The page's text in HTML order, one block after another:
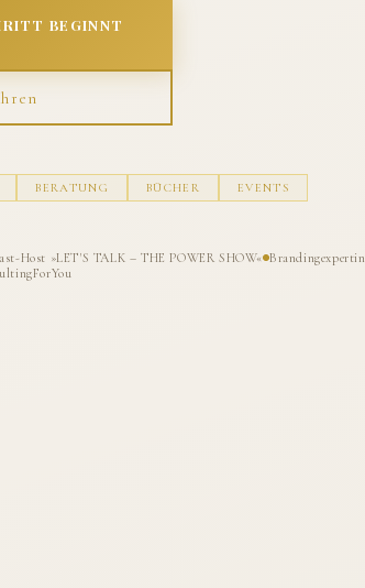
BEGINNT
BERATUNG BÜCHER EVENTS
Host »LET'S TALK – THE POWER SHOW« Brandingexpertin